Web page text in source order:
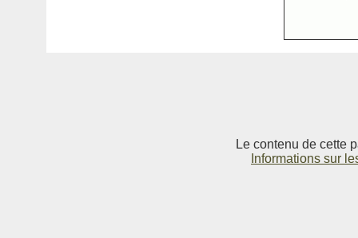
Le contenu de cette
Informations sur